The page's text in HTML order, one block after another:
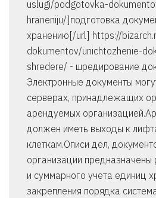
uslugi/podgotovka-
hraneniju/]подготовка
хранению[/url] https://
dokumentov/unichtozhenie-
shredere/ - шредирование
Электронные документы
серверах, принадлежащих
арендуемых
должен иметь выходы к
клеткам.Описи дел,
организации предназначены
и суммарного учета единиц
закрепления порядка